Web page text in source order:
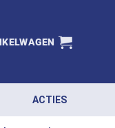
ACTIES